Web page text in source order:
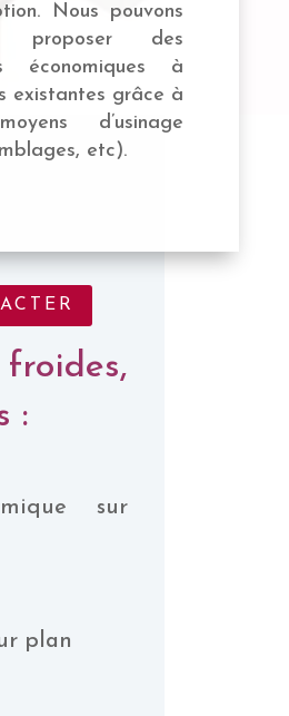
Nous pouvons
proposer des
économiques à
existantes grâce à
d’usinage
etc).
:
sur
plan